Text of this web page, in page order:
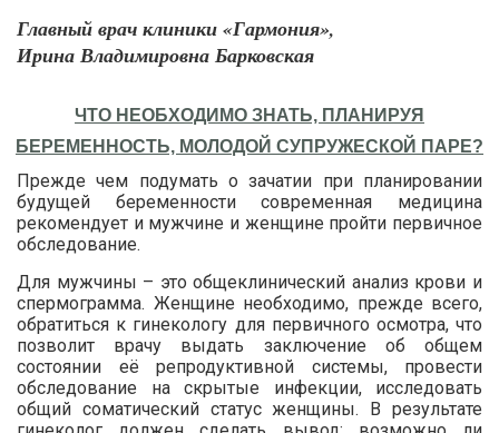
Главный врач клиники «Гармония»,
Ирина Владимировна Барковская
ЧТО НЕОБХОДИМО ЗНАТЬ, ПЛАНИРУЯ
БЕРЕМЕННОСТЬ, МОЛОДОЙ СУПРУЖЕСКОЙ ПАРЕ?
Прежде чем подумать о зачатии при планировании
будущей беременности современная медицина
рекомендует и мужчине и женщине пройти первичное
обследование.
Для мужчины – это общеклинический анализ крови и
спермограмма. Женщине необходимо, прежде всего,
обратиться к гинекологу для первичного осмотра, что
позволит врачу выдать заключение об общем
состоянии её репродуктивной системы, провести
обследование на скрытые инфекции, исследовать
общий соматический статус женщины. В результате